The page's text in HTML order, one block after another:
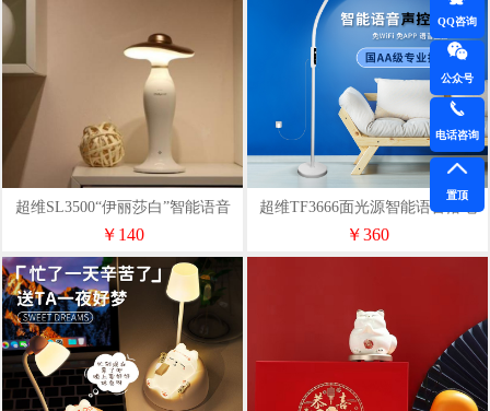
超维SL3500“伊丽莎白”智能语音
台灯
￥140
超维TF3666面光源智能语音落地
灯（国AA）
￥360
QQ咨询
公众号
电话咨询
置顶